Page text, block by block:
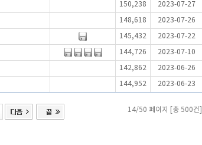
150,238 2023-07-27
148,618 2023-07-26
145,432 2023-07-22
144,726 2023-07-10
142,862 2023-06-26
144,952 2023-06-23
14/50 페이지 [총 500건]